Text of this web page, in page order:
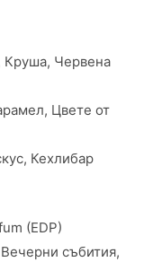
Круша, Червена
Цвете от
Кехлибар
(EDP)
събития,